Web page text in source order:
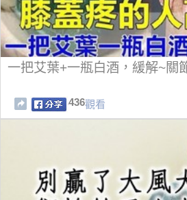
一把艾葉+一瓶白酒，緩解~關
436觀看